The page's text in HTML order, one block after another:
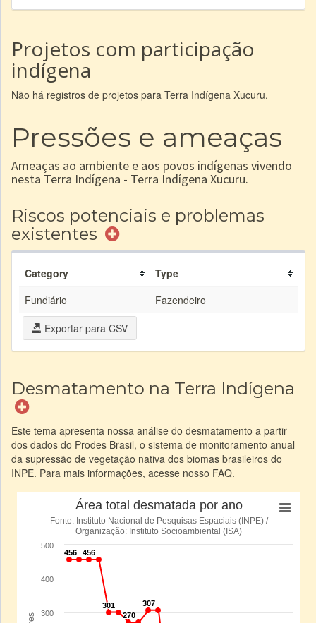
Projetos com participação
indígena
Não há registros de projetos para Terra Indígena Xucuru.
Pressões e ameaças
Ameaças ao ambiente e aos povos indígenas vivendo
nesta Terra Indígena - Terra Indígena Xucuru.
Riscos potenciais e problemas
existentes
Category
Type
Fundiário
Fazendeiro
Exportar para CSV
Desmatamento na Terra Indígena
Este tema apresenta nossa análise do desmatamento a partir
dos dados do Prodes Brasil, o sistema de monitoramento anual
da supressão de vegetação nativa dos biomas brasileiros do
INPE. Para mais informações, acesse nosso FAQ.